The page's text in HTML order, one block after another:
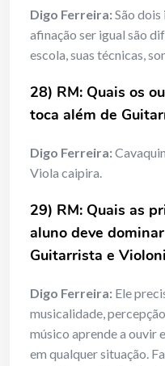
Digo Ferreira:São
afinação ser igual são
escola, suas técnicas,
28) RM: Quais os
toca além de
Digo Ferreira:
Viola caipira.
29) RM: Quais as
aluno deve
Guitarrista e
Digo Ferreira: Ele
musicalidade,
músico aprende a ouvir
em qualquer situação.